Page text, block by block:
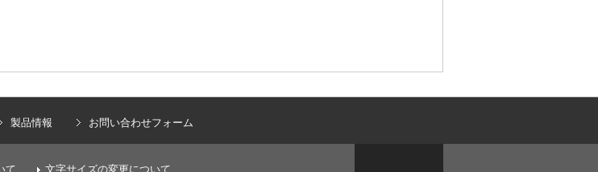
製品情報 お問い合わせフォーム
て 文字サイズの変更について